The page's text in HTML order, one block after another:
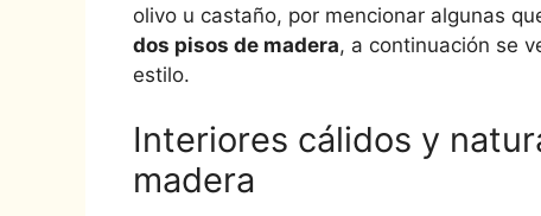
olivo u castaño, por mencionar algunas
dos pisos de madera, a continuación se
estilo.
Interiores cálidos y
madera